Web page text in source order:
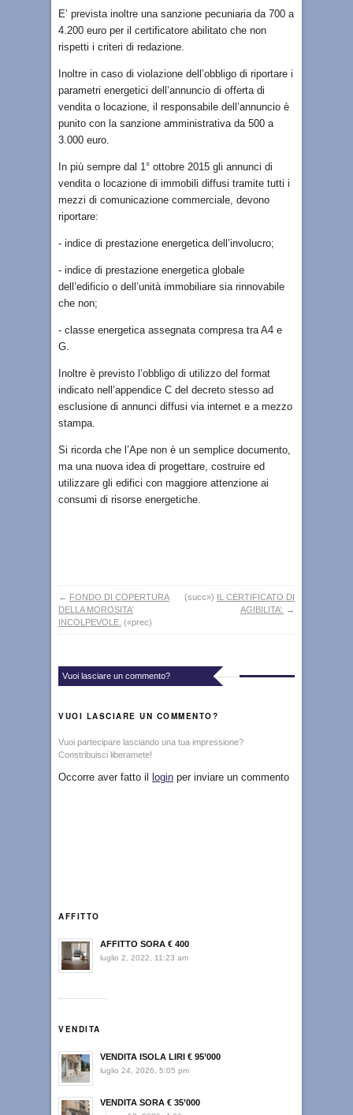
E’ prevista inoltre una sanzione pecuniaria da 700 a
4.200 euro per il certificatore abilitato che non
rispetti i criteri di redazione.
Inoltre in caso di violazione dell’obbligo di riportare i
parametri energetici dell’annuncio di offerta di
vendita o locazione, il responsabile dell’annuncio è
punito con la sanzione amministrativa da 500 a
3.000 euro.
In più sempre dal 1° ottobre 2015 gli annunci di
vendita o locazione di immobili diffusi tramite tutti i
mezzi di comunicazione commerciale, devono
riportare:
- indice di prestazione energetica dell’involucro;
- indice di prestazione energetica globale
dell’edificio o dell’unità immobiliare sia rinnovabile
che non;
- classe energetica assegnata compresa tra A4 e
G.
Inoltre è previsto l’obbligo di utilizzo del format
indicato nell’appendice C del decreto stesso ad
esclusione di annunci diffusi via internet e a mezzo
stampa.
Si ricorda che l’Ape non è un semplice documento,
ma una nuova idea di progettare, costruire ed
utilizzare gli edifici con maggiore attenzione ai
consumi di risorse energetiche.
← FONDO DI COPERTURA
DELLA MOROSITA’
INCOLPEVOLE. («prec)
(succ») IL CERTIFICATO DI
AGIBILITA’.
→
Vuoi lasciare un commento?
VUOI LASCIARE UN COMMENTO?
Vuoi partecipare lasciando una tua impressione?
Constribuisci liberamete!
Occorre aver fatto il login per inviare un commento
AFFITTO
AFFITTO SORA € 400
luglio 2, 2022, 11:23 am
VENDITA
VENDITA ISOLA LIRI € 95’000
luglio 24, 2026, 5:05 pm
VENDITA SORA € 35’000